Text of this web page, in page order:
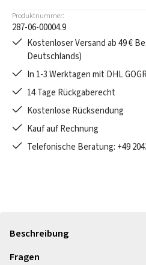
Produktnummer:
287-06-00004.9
Kostenloser Versand ab 49 €
Deutschlands)
In 1-3 Werktagen mit DHL
14 Tage Rückgaberecht
Kostenlose Rücksendung
Kauf auf Rechnung
Telefonische Beratung: +49
Beschreibung
Fragen